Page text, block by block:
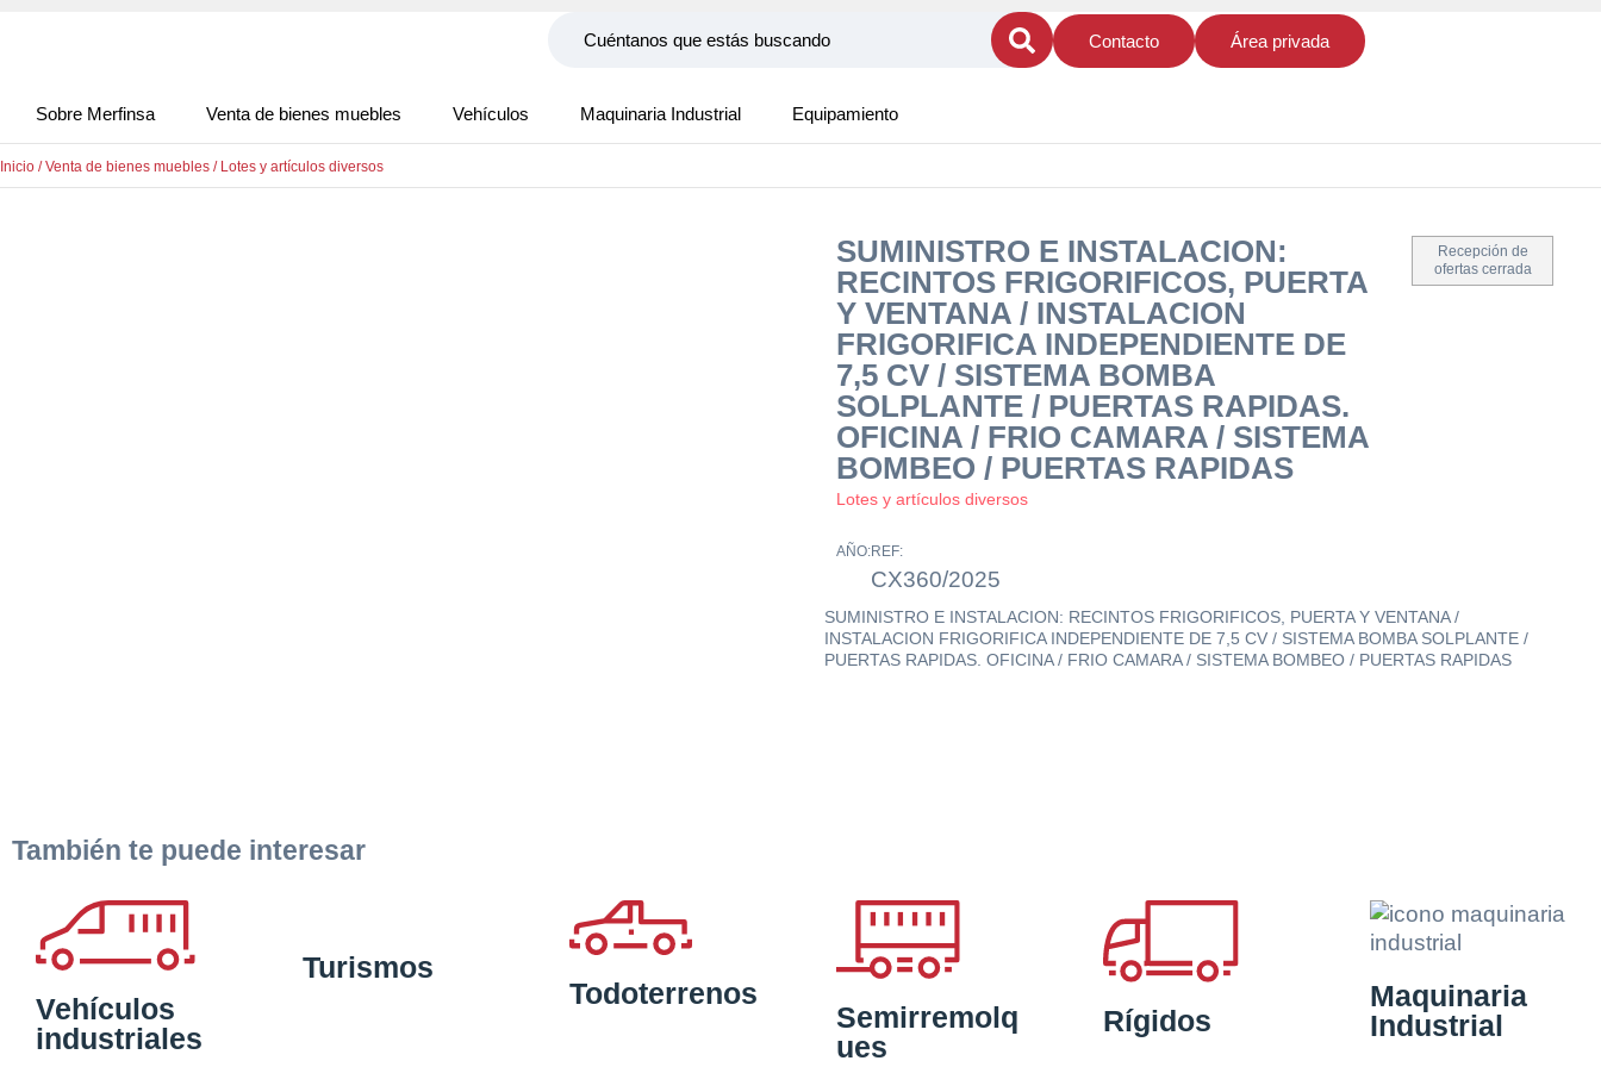
Contacto Área privada
Sobre Merfinsa Venta de bienes muebles Vehículos Maquinaria Industrial Equipamiento
Inicio /Venta de bienes muebles / Lotes y artículos diversos
SUMINISTRO E INSTALACION:
RECINTOS FRIGORIFICOS, PUERTA
Y VENTANA / INSTALACION
FRIGORIFICA INDEPENDIENTE DE
7,5 CV / SISTEMA BOMBA
SOLPLANTE / PUERTAS RAPIDAS.
OFICINA / FRIO CAMARA / SISTEMA
BOMBEO / PUERTAS RAPIDAS
Lotes y artículos diversos
Recepción de
ofertas cerrada
AÑO:REF:
CX360/2025
SUMINISTRO E INSTALACION: RECINTOS FRIGORIFICOS, PUERTA Y VENTANA /
INSTALACION FRIGORIFICA INDEPENDIENTE DE 7,5 CV / SISTEMA BOMBA SOLPLANTE /
PUERTAS RAPIDAS. OFICINA / FRIO CAMARA / SISTEMA BOMBEO / PUERTAS RAPIDAS
También te puede interesar
Vehículos
industriales
Turismos
Todoterrenos
Semirremolq
ues
Rígidos
Maquinaria
Industrial